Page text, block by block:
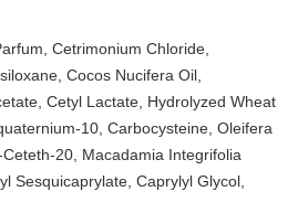
Cetrimonium Chloride,
Cocos Nucifera Oil,
Cetyl Lactate, Hydrolyzed Wheat
10, Carbocysteine, Oleifera
20, Macadamia Integrifolia
Sesquicaprylate, Caprylyl Glycol,